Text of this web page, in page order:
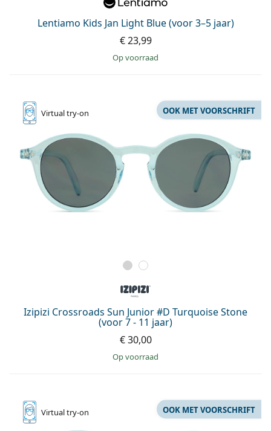
Lentiamo Kids Jan Light Blue (voor 3–5 jaar)
€ 23,99
op voorraad
Virtualtry-on
Izipizi Crossroads Sun Junior #D Turquoise Stone
(voor 7 - 11 jaar)
OOK MET VOORSCHRIFT
€ 30,00
op voorraad
Virtualtry-on OOK MET VOORSCHRIFT